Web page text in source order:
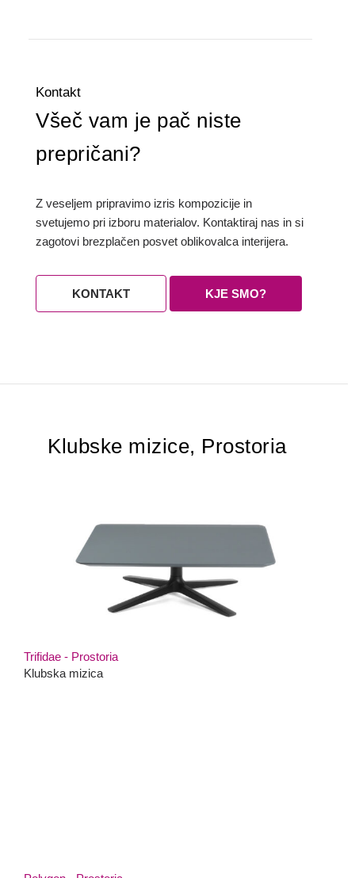
Kontakt
Všeč vam je pač niste
prepričani?
Z veseljem pripravimo izris kompozicije in
svetujemo pri izboru materialov. Kontaktiraj nas in si
zagotovi brezplačen posvet oblikovalca interijera.
KONTAKT KJE SMO?
Klubske mizice, Prostoria
Trifidae - Prostoria
Klubska mizica